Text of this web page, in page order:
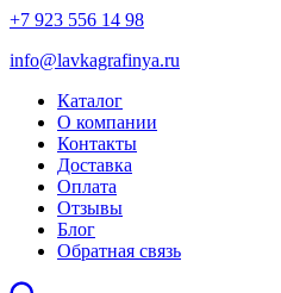
+7 923 556 14 98
info@lavkagrafinya.ru
Каталог
О компании
Контакты
Доставка
Оплата
Отзывы
Блог
Обратная связь